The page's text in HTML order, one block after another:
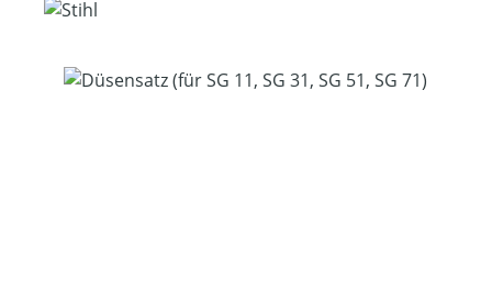
Bildergalerie überspringen